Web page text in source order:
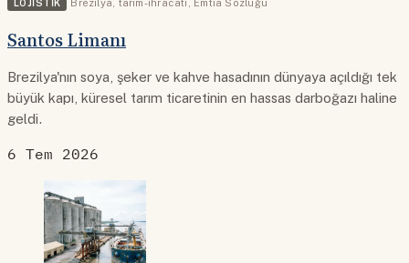
LOJISTIK Brezilya tarım-ihracatı Emtia Sözlüğü
Santos Limanı
Brezilya'nın soya, şeker ve kahve hasadının dünyaya açıldığı tek
büyük kapı, küresel tarım ticaretinin en hassas darboğazı haline
geldi.
6 Tem 2026